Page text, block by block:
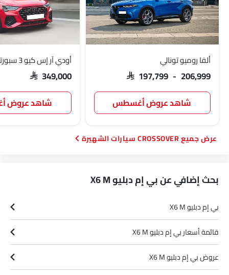
نظام الملاحة
حاملات الأكواب-الخلفية
مصابيح أمامية أوتوماتيكية
تنجيد النسيج
ألفا روميو تونالي
SAR 197,799 - 206,999
شاهد عروض أغسطس
أودي آر إس كيو 3 سبورتباك
SAR 349,000
شاهد عروض
CROSSOVER سيارات الشهيرة
بحث إضافي عن بي إم دبليو X6 M
بي إم دبليو X6 M
قائمة أسعار بي إم دبليو X6 M
عروض بي إم دبليو X6 M